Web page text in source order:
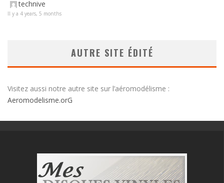
technive
Il y a 4 years, 5 months
AUTRE SITE ÉDITÉ
Visitez aussi notre autre site sur l’aéromodélisme :
Aeromodelisme.orG